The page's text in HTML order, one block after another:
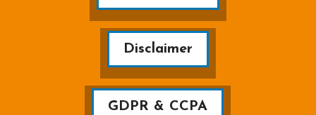
Disclaimer
GDPR & CCPA